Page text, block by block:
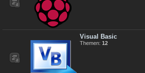
Visual Basic
Themen: 12